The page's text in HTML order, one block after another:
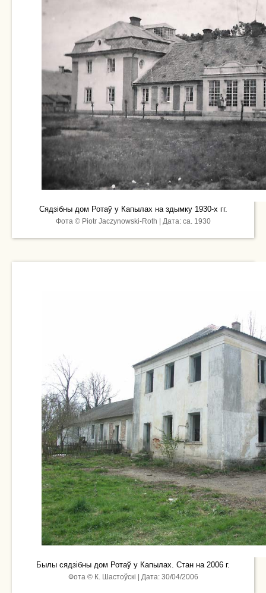
Сядзібны дом Ротаў у Капылах на здымку 1930-х гг.
Фота © Piotr Jaczynowski-Roth | Дата: ca. 1930
Былы сядзібны дом Ротаў у Капылах. Стан на 2006 г.
Фота © К. Шастоўскі | Дата: 30/04/2006